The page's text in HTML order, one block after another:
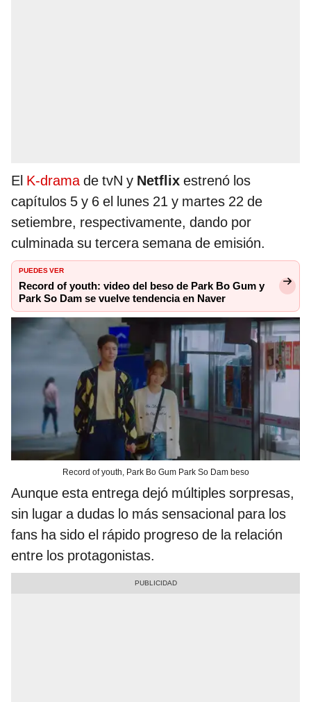
El K-dramade tvN y Netflix estrenó los
capítulos 5 y 6 el lunes 21 y martes 22 de
setiembre, respectivamente, dando por
culminada su tercera semana de emisión.
PUEDES VER
Record of youth: video del beso de Park Bo Gum y
Park So Dam se vuelve tendencia en Naver
Record of youth, Park Bo Gum Park So Dam beso
Aunque esta entrega dejó múltiples sorpresas,
sin lugar a dudas lo más sensacional para los
fans ha sido el rápido progreso de la relación
entre los protagonistas.